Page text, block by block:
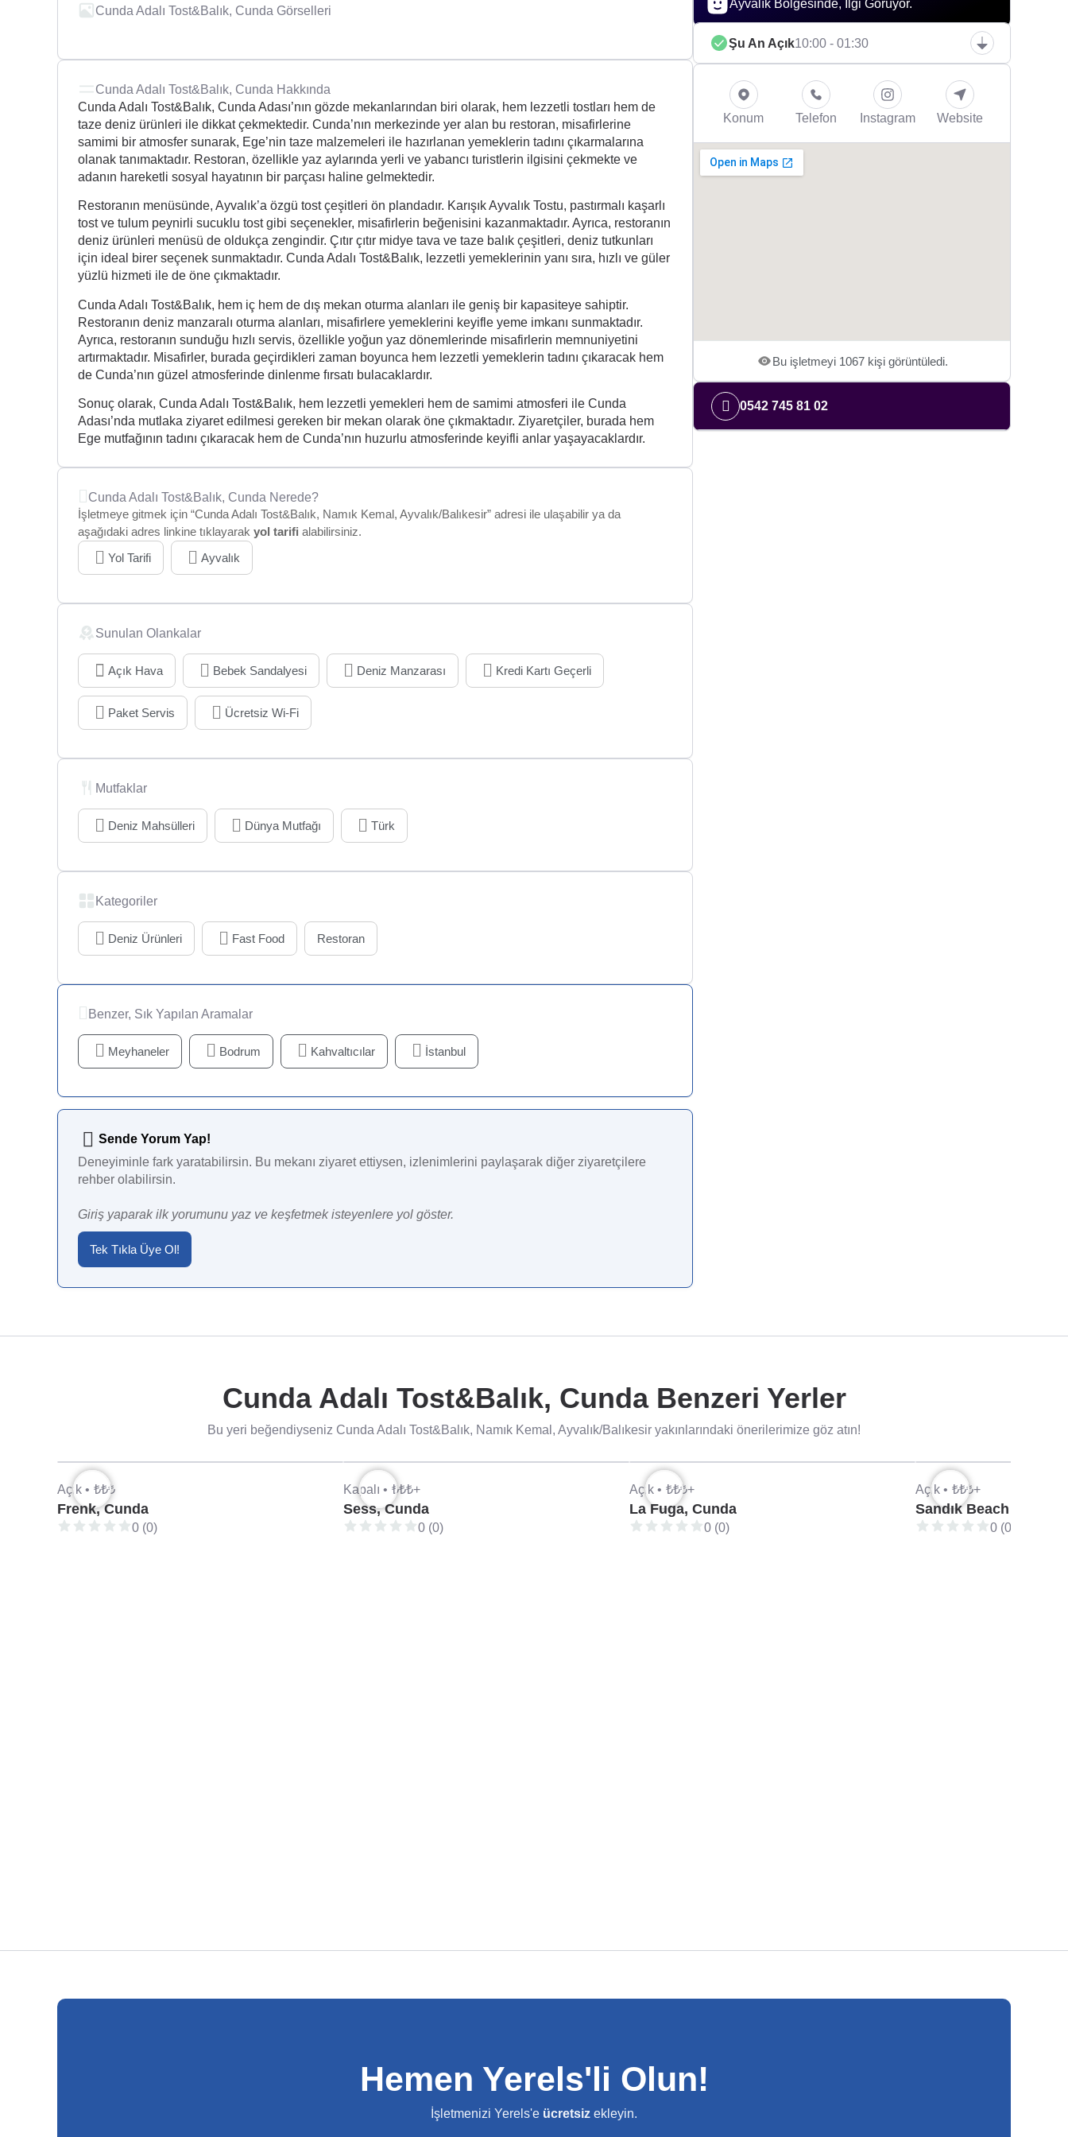
Cunda Adalı Tost&Balık, Cunda Görselleri
Cunda Adalı Tost&Balık, Cunda Hakkında
Cunda Adalı Tost&Balık, Cunda Adası’nın gözde mekanlarından biri olarak, hem lezzetli tostları hem de
taze deniz ürünleri ile dikkat çekmektedir. Cunda’nın merkezinde yer alan bu restoran, misafirlerine
samimi bir atmosfer sunarak, Ege’nin taze malzemeleri ile hazırlanan yemeklerin tadını çıkarmalarına
olanak tanımaktadır. Restoran, özellikle yaz aylarında yerli ve yabancı turistlerin ilgisini çekmekte ve
adanın hareketli sosyal hayatının bir parçası haline gelmektedir.
Restoranın menüsünde, Ayvalık’a özgü tost çeşitleri ön plandadır. Karışık Ayvalık Tostu, pastırmalı kaşarlı
tost ve tulum peynirli sucuklu tost gibi seçenekler, misafirlerin beğenisini kazanmaktadır. Ayrıca, restoranın
deniz ürünleri menüsü de oldukça zengindir. Çıtır çıtır midye tava ve taze balık çeşitleri, deniz tutkunları
için ideal birer seçenek sunmaktadır. Cunda Adalı Tost&Balık, lezzetli yemeklerinin yanı sıra, hızlı ve güler
yüzlü hizmeti ile de öne çıkmaktadır.
Cunda Adalı Tost&Balık, hem iç hem de dış mekan oturma alanları ile geniş bir kapasiteye sahiptir.
Restoranın deniz manzaralı oturma alanları, misafirlere yemeklerini keyifle yeme imkanı sunmaktadır.
Ayrıca, restoranın sunduğu hızlı servis, özellikle yoğun yaz dönemlerinde misafirlerin memnuniyetini
artırmaktadır. Misafirler, burada geçirdikleri zaman boyunca hem lezzetli yemeklerin tadını çıkaracak hem
de Cunda’nın güzel atmosferinde dinlenme fırsatı bulacaklardır.
Sonuç olarak, Cunda Adalı Tost&Balık, hem lezzetli yemekleri hem de samimi atmosferi ile Cunda
Adası’nda mutlaka ziyaret edilmesi gereken bir mekan olarak öne çıkmaktadır. Ziyaretçiler, burada hem
Ege mutfağının tadını çıkaracak hem de Cunda’nın huzurlu atmosferinde keyifli anlar yaşayacaklardır.
Cunda Adalı Tost&Balık, Cunda Nerede?
İşletmeye gitmek için “Cunda Adalı Tost&Balık, Namık Kemal, Ayvalık/Balıkesir” adresi ile ulaşabilir ya da
aşağıdaki adres linkine tıklayarak yol tarifi alabilirsiniz.
Yol Tarifi
Ayvalık
Sunulan Olankalar
Açık Hava Bebek Sandalyesi Deniz Manzarası Kredi Kartı Geçerli
Paket Servis Ücretsiz Wi-Fi
Mutfaklar
Deniz Mahsülleri Dünya Mutfağı Türk
Kategoriler
Deniz Ürünleri Fast Food Restoran
Benzer, Sık Yapılan Aramalar
Meyhaneler Bodrum Kahvaltıcılar İstanbul
Sende Yorum Yap!
Deneyiminle fark yaratabilirsin. Bu mekanı ziyaret ettiysen, izlenimlerini paylaşarak diğer ziyaretçilere
rehber olabilirsin.
Giriş yaparak ilk yorumunu yaz ve keşfetmek isteyenlere yol göster.
Tek Tıkla Üye Ol!
Ayvalık Bölgesinde, İlgi Görüyor.
Şu An Açık10:00 - 01:30
Konum Telefon Instagram Website
Bu işletmeyi 1067 kişi görüntüledi.
0542 745 81 02
Cunda Adalı Tost&Balık, Cunda Benzeri Yerler
Bu yeri beğendiyseniz Cunda Adalı Tost&Balık, Namık Kemal, Ayvalık/Balıkesir yakınlarındaki önerilerimize göz atın!
Açık • ₺₺₺
Frenk, Cunda
0 (0)
Kapalı • ₺₺₺+
Sess, Cunda
0 (0)
Açık • ₺₺₺+
La Fuga, Cunda
0 (0)
Açık • ₺₺₺+
Sandık Beach Club,
0 (0)
Hemen Yerels'li Olun!
İşletmenizi Yerels'e ücretsiz ekleyin.